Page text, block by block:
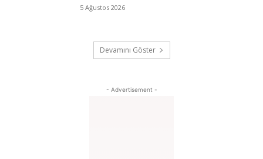
5 Ağustos 2026
Devamını Göster
- Advertisement -